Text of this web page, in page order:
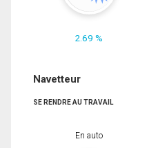
2.69 %
Navetteur
SE RENDRE AU TRAVAIL
En auto